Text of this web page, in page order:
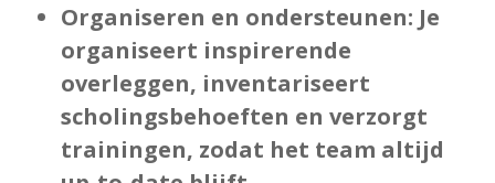
Organiseren en ondersteunen: Je
organiseert inspirerende
overleggen, inventariseert
scholingsbehoeften en verzorgt
trainingen, zodat het team altijd